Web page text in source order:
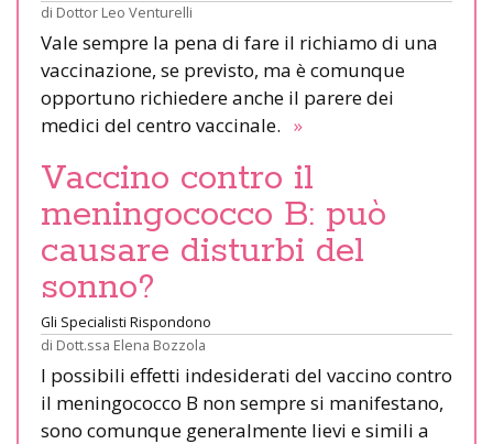
di Dottor Leo Venturelli
Vale sempre la pena di fare il richiamo di una
vaccinazione, se previsto, ma è comunque
opportuno richiedere anche il parere dei
medici del centro vaccinale. »
Vaccino contro il
meningococco B: può
causare disturbi del
sonno?
Gli Specialisti Rispondono
di Dott.ssa Elena Bozzola
I possibili effetti indesiderati del vaccino contro
il meningococco B non sempre si manifestano,
sono comunque generalmente lievi e simili a